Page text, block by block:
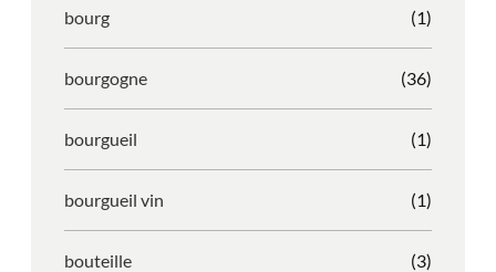
bourg (1)
bourgogne (36)
bourgueil (1)
bourgueil vin (1)
bouteille (3)